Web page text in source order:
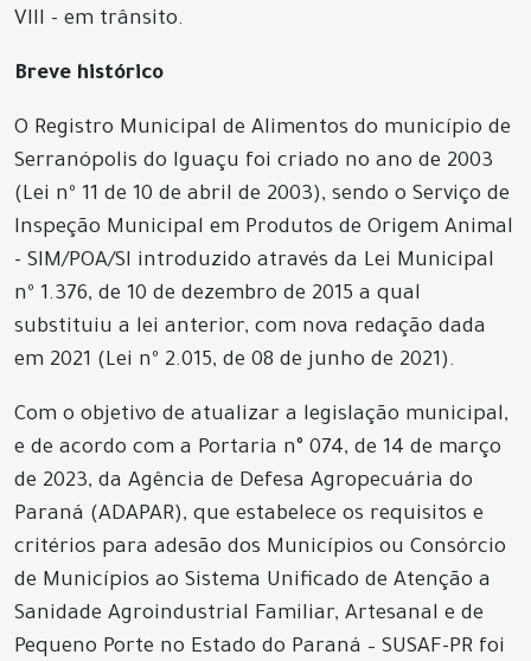
VIII - em trânsito.
Breve histórico
O Registro Municipal de Alimentos do município de
Serranópolis do Iguaçu foi criado no ano de 2003
(Lei nº 11 de 10 de abril de 2003), sendo o Serviço de
Inspeção Municipal em Produtos de Origem Animal
- SIM/POA/SI introduzido através da Lei Municipal
nº 1.376, de 10 de dezembro de 2015 a qual
substituiu a lei anterior, com nova redação dada
em 2021 (Lei nº 2.015, de 08 de junho de 2021).
Com o objetivo de atualizar a legislação municipal,
e de acordo com a Portaria n° 074, de 14 de março
de 2023, da Agência de Defesa Agropecuária do
Paraná (ADAPAR), que estabelece os requisitos e
critérios para adesão dos Municípios ou Consórcio
de Municípios ao Sistema Unificado de Atenção a
Sanidade Agroindustrial Familiar, Artesanal e de
Pequeno Porte no Estado do Paraná – SUSAF-PR foi